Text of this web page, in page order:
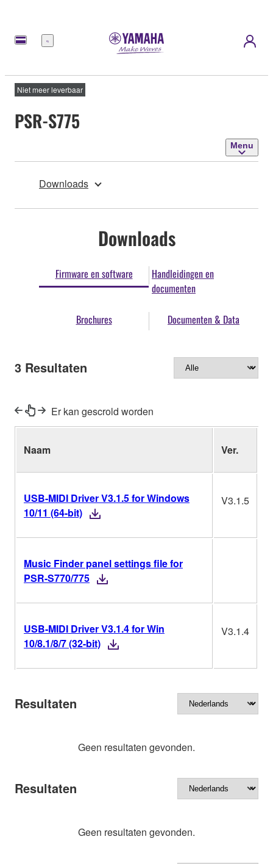
Menu
Niet meer leverbaar
PSR-S775
Menu
Downloads
Downloads
Firmware en software
Handleidingen en
documenten
Brochures Documenten & Data
3 Resultaten
Er kan gescrold worden
Naam Ver.
USB-MIDI Driver V3.1.5 for Windows
10/11 (64-bit)
V3.1.5
Music Finder panel settings file for
PSR-S770/775
USB-MIDI Driver V3.1.4 for Win
10/8.1/8/7 (32-bit)
V3.1.4
Resultaten
Geen resultaten gevonden.
Resultaten
Geen resultaten gevonden.